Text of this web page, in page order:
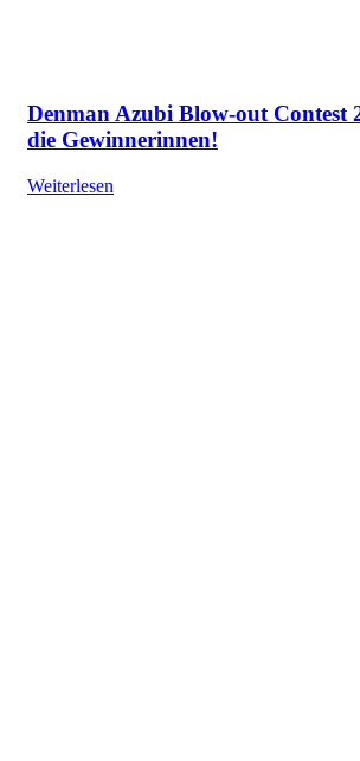
Denman Azubi Blow-out Contest
die Gewinnerinnen!
Weiterlesen